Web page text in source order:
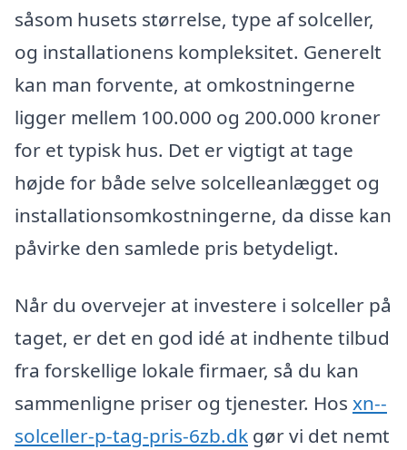
såsom husets størrelse, type af solceller,
og installationens kompleksitet. Generelt
kan man forvente, at omkostningerne
ligger mellem 100.000 og 200.000 kroner
for et typisk hus. Det er vigtigt at tage
højde for både selve solcelleanlægget og
installationsomkostningerne, da disse kan
påvirke den samlede pris betydeligt.
Når du overvejer at investere i solceller på
taget, er det en god idé at indhente tilbud
fra forskellige lokale firmaer, så du kan
sammenligne priser og tjenester. Hos xn--
solceller-p-tag-pris-6zb.dk gør vi det nemt